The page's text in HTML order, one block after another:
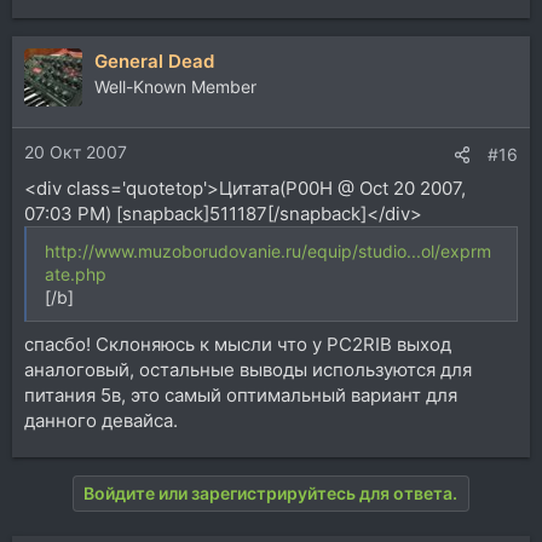
General Dead
Well-Known Member
20 Окт 2007 #16
<div class='quotetop'>Цитата(P00H @ Oct 20 2007,
07:03 PM) [snapback]511187[/snapback]</div>
http://www.muzoborudovanie.ru/equip/studio...ol/exprm
ate.php
[/b]
спасбо! Склоняюсь к мысли что у PC2RIB выход
аналоговый, остальные выводы используются для
питания 5в, это самый оптимальный вариант для
данного девайса.
Войдите или зарегистрируйтесь для ответа.